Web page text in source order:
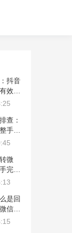
抖音
效方
查：
手把
微
完整
是回
信完